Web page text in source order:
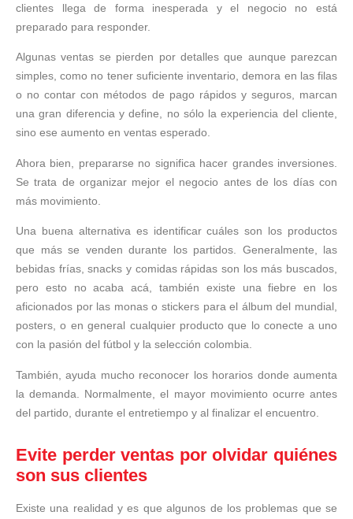
clientes llega de forma inesperada y el negocio no está
preparado para responder.
Algunas ventas se pierden por detalles que aunque parezcan
simples, como no tener suficiente inventario, demora en las filas
o no contar con métodos de pago rápidos y seguros, marcan
una gran diferencia y define, no sólo la experiencia del cliente,
sino ese aumento en ventas esperado.
Ahora bien, prepararse no significa hacer grandes inversiones.
Se trata de organizar mejor el negocio antes de los días con
más movimiento.
Una buena alternativa es identificar cuáles son los productos
que más se venden durante los partidos. Generalmente, las
bebidas frías, snacks y comidas rápidas son los más buscados,
pero esto no acaba acá, también existe una fiebre en los
aficionados por las monas o stickers para el álbum del mundial,
posters, o en general cualquier producto que lo conecte a uno
con la pasión del fútbol y la selección colombia.
También, ayuda mucho reconocer los horarios donde aumenta
la demanda. Normalmente, el mayor movimiento ocurre antes
del partido, durante el entretiempo y al finalizar el encuentro.
Evite perder ventas por olvidar quiénes
son sus clientes
Existe una realidad y es que algunos de los problemas que se